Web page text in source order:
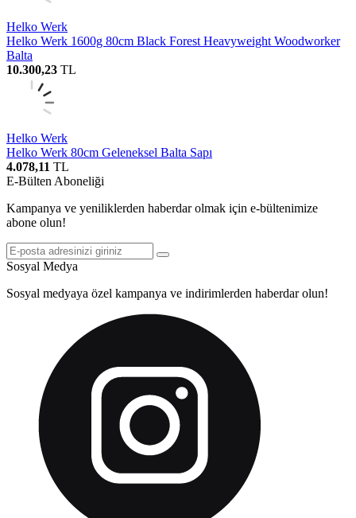
Helko Werk
Helko Werk 1600g 80cm Black Forest Heavyweight Woodworker
Balta
10.300,23 TL
Helko Werk
Helko Werk 80cm Geleneksel Balta Sapı
4.078,11 TL
E-Bülten Aboneliği
Kampanya ve yeniliklerden haberdar olmak için e-bültenimize
abone olun!
Sosyal Medya
Sosyal medyaya özel kampanya ve indirimlerden haberdar olun!